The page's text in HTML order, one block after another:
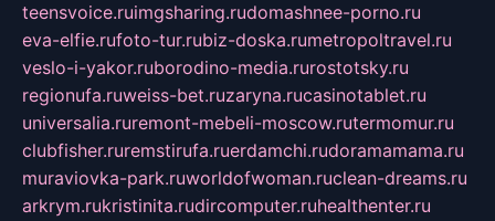
teensvoice.ruimgsharing.rudomashnee-porno.ru
eva-elfie.rufoto-tur.rubiz-doska.rumetropoltravel.ru
veslo-i-yakor.ruborodino-media.rurostotsky.ru
regionufa.ruweiss-bet.ruzaryna.rucasinotablet.ru
universalia.ruremont-mebeli-moscow.rutermomur.ru
clubfisher.ruremstirufa.ruerdamchi.rudoramamama.ru
muraviovka-park.ruworldofwoman.ruclean-dreams.ru
arkrym.rukristinita.rudircomputer.ruhealthenter.ru